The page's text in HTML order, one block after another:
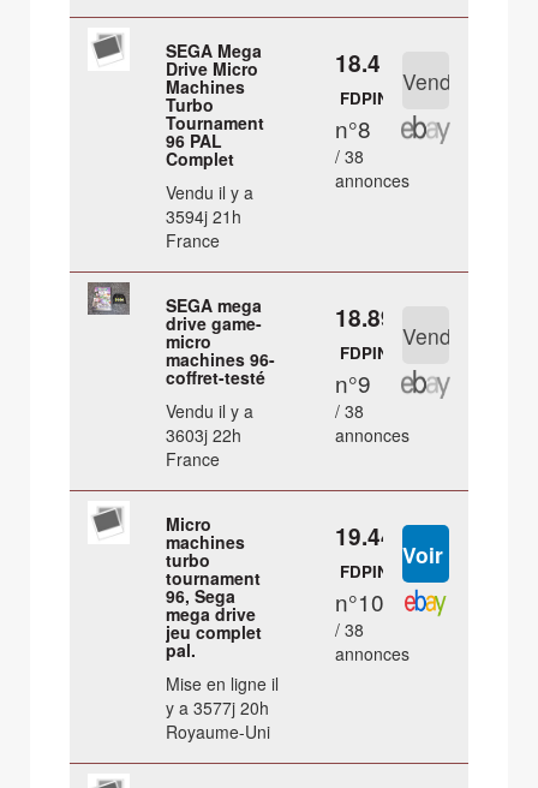
SEGA Mega
Drive Micro
Machines
Turbo
Tournament
96 PAL
Complet
Vendu il y a
3594j 21h
France
18.4 €
FDPIN
n°8
/ 38
annonces
SEGA mega
drive game-
micro
machines 96-
coffret-testé
Vendu il y a
3603j 22h
France
18.89 €
FDPIN
n°9
/ 38
annonces
Micro
machines
turbo
tournament
96, Sega
mega drive
jeu complet
pal.
Mise en ligne il
y a 3577j 20h
Royaume-Uni
19.44 €
FDPIN
n°10
/ 38
annonces